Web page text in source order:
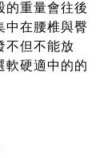
的重量會往後
中在腰椎與臀
不但不能放
軟硬適中的的